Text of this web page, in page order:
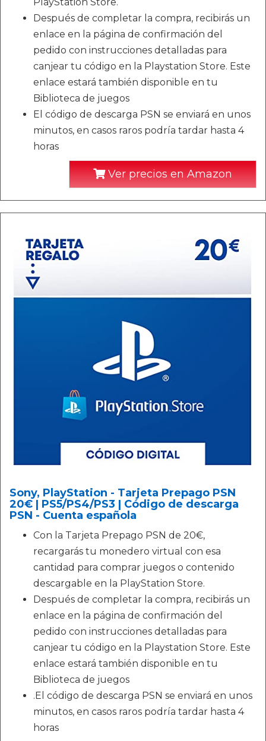
Después de completar la compra, recibirás un
enlace en la página de confirmación del
pedido con instrucciones detalladas para
canjear tu código en la Playstation Store. Este
enlace estará también disponible en tu
Biblioteca de juegos
El código de descarga PSN se enviará en unos
minutos, en casos raros podría tardar hasta 4
horas
Ver precios en Amazon
Sony, PlayStation - Tarjeta Prepago PSN
20€ | PS5/PS4/PS3 | Código de descarga
PSN - Cuenta española
Con la Tarjeta Prepago PSN de 20€,
recargarás tu monedero virtual con esa
cantidad para comprar juegos o contenido
descargable en la PlayStation Store.
Después de completar la compra, recibirás un
enlace en la página de confirmación del
pedido con instrucciones detalladas para
canjear tu código en la Playstation Store. Este
enlace estará también disponible en tu
Biblioteca de juegos
.El código de descarga PSN se enviará en unos
minutos, en casos raros podría tardar hasta 4
horas